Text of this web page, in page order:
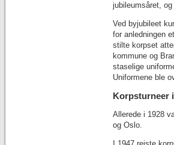
jubileumsåret,
Ved byjubileet
for anledningen
stilte korpset
kommune og
staselige
Uniformene ble
Korpsturneer
Allerede i 1928
og Oslo.